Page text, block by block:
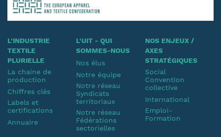
L'INDUSTRIE
TEXTILE
PLURIELLE
La chaine de
production
Chiffres clés
Labels et
certifications
Annuaire
L'UIT - QUI
SOMMES-NOUS
Nos élus
Notre équipe
Notre réseau
Syndicats
territoriaux
Notre réseau
Fédérations
sectorielles
NOS ENJEUX /
AXES
STRATÉGIQUES
Social
Convention
collective
International
Emploi-
Formation